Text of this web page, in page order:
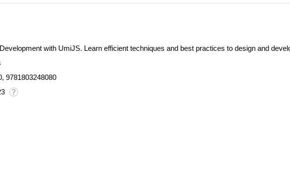
with UmiJS. Learn efficient techniques and best practices to design and
9781803248080